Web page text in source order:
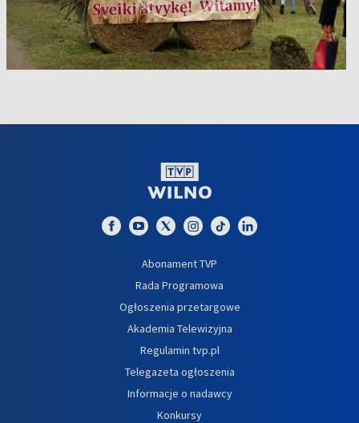
Abonament TVP
Rada Programowa
Ogłoszenia przetargowe
Akademia Telewizyjna
Regulamin tvp.pl
Telegazeta ogłoszenia
Informacje o nadawcy
Konkursy